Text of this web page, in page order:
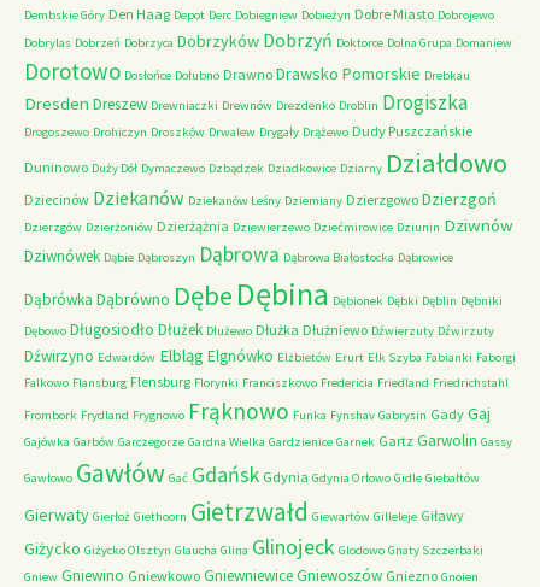
Dembskie Góry Den Haag Depot Derc Dobiegniew Dobieżyn Dobre Miasto Dobrojewo
Dobrylas Dobrzeń Dobrzyca Dobrzyków Dobrzyń Doktorce Dolna Grupa Domaniew
Dorotowo Dosłońce Dołubno Drawno Drawsko Pomorskie Drebkau
Dresden Dreszew Drewniaczki Drewnów Drezdenko Droblin Drogiszka
Drogoszewo Drohiczyn Droszków Drwalew Drygały Drążewo Dudy Puszczańskie
Duninowo Duży Dół Dymaczewo Dzbądzek Dziadkowice Dziarny Działdowo
Dziecinów Dziekanów Dziekanów Leśny Dziemiany Dzierzgowo Dzierzgoń
Dzierzgów Dzierżoniów Dzierżążnia Dziewierzewo Dziećmirowice Dziunin Dziwnów
Dziwnówek Dąbie Dąbroszyn Dąbrowa Dąbrowa Białostocka Dąbrowice
Dąbrówka Dąbrówno Dębe Dębina Dębionek Dębki Dęblin Dębniki
Dębowo Długosiodło Dłużek Dłużewo Dłużka Dłużniewo Dźwierzuty Dźwirzuty
Dźwirzyno Edwardów Elbląg Elgnówko Elżbietów Erurt Ełk Szyba Fabianki Faborgi
Falkowo Flansburg Flensburg Florynki Franciszkowo Fredericia Friedland Friedrichstahl
Frombork Frydland Frygnowo Frąknowo Funka Fynshav Gabrysin Gady Gaj
Gajówka Garbów Garczegorze Gardna Wielka Gardzienice Garnek Gartz Garwolin Gassy
Gawłowo Gawłów Gać Gdańsk Gdynia Gdynia Orłowo Gidle Giebałtów
Gierwaty Gierłoż Giethoorn Gietrzwałd Giewartów Gilleleje Giławy
Giżycko Giżycko Olsztyn Glaucha Glina Glinojeck Glodowo Gnaty Szczerbaki
Gniew Gniewino Gniewkowo GniewniewiceGniewoszów Gniezno Gnoien